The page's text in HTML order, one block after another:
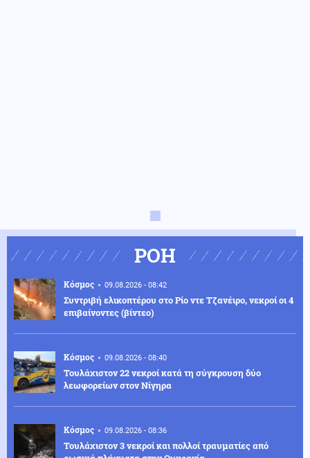
ΡΟΗ
Κόσμος 09.08.2026 - 08:42
Συντριβή ελικοπτέρου στο Ρίο ντε Τζανέιρο, νεκροί οι 4
επιβαίνοντες (βίντεο)
Κόσμος 09.08.2026 - 08:40
Τουλάχιστον 22 νεκροί κατά τη σύγκρουση δύο
λεωφορείων στον Νίγηρα
Κόσμος 09.08.2026 - 08:36
Τουλάχιστον 3 νεκροί και πολλοί τραυματίες από